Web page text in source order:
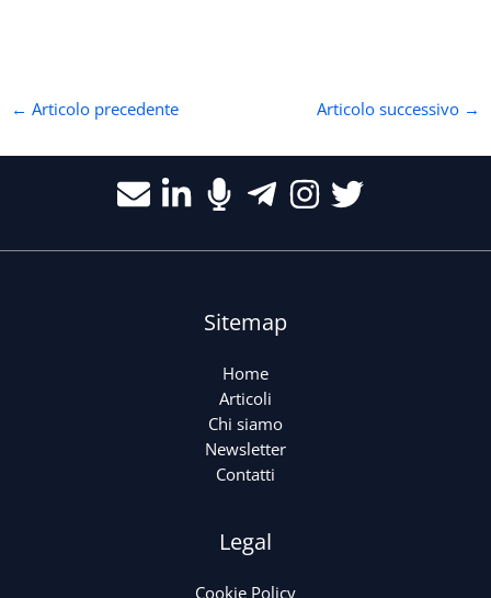
← Articolo precedente Articolo successivo →
Sitemap
Home
Articoli
Chi siamo
Newsletter
Contatti
Legal
Cookie Policy